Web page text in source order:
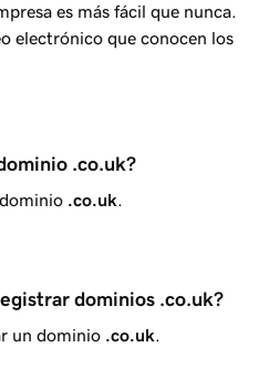
es más fácil que nunca.
electrónico que conocen los
.co.uk?
.co.uk
dominios .co.uk?
un dominio .co.uk